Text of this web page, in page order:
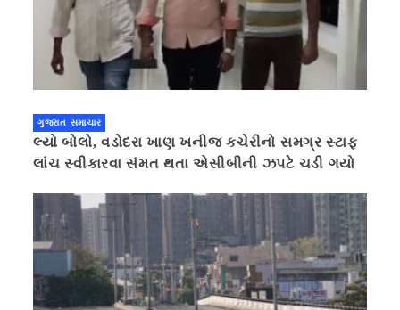
ગુજરાત સમાચાર
લ્યો બોલો, વડોદરા ખાણ ખનીજ કચેરીનો સમગ્ર સ્ટાફ
લાંચ સ્વીકારવા સંમત થતા એસીબીની ઝપટે ચડી ગયો